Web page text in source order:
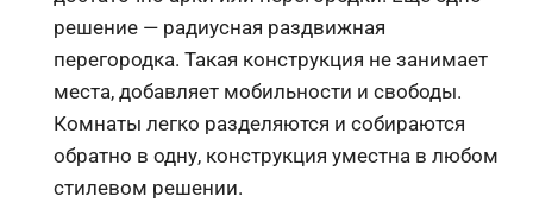
решение — радиусная раздвижная
перегородка. Такая конструкция не занимает
места, добавляет мобильности и свободы.
Комнаты легко разделяются и собираются
обратно в одну, конструкция уместна в любом
стилевом решении.